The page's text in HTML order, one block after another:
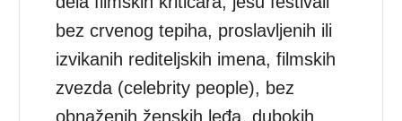
bez crvenog tepiha, proslavljenih ili
izvikanih rediteljskih imena, filmskih
zvezda (celebrity people), bez
obnaženih ženskih leđa, dubokih